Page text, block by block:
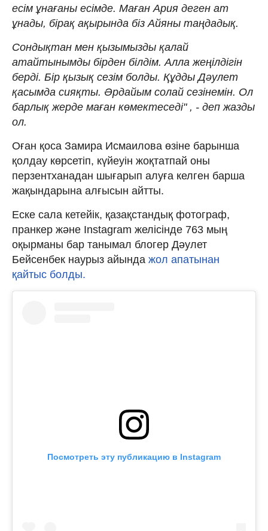
есім ұнағаны есімде. Маған Ария деген ат
ұнады, бірақ ақырында біз Айяны таңдадық.
Сондықтан мен қызымызды қалай
атайтынымды бірден білдім. Алла жеңілдігін
берді. Бір қызық сезім болды. Құдды Дәулет
қасымда сияқты. Әрдайым солай сезінемін. Ол
барлық жерде маған көмектеседі" , - деп жазды
ол.
Оған қоса Замира Исмаилова өзіне барынша
қолдау көрсетіп, күйеуін жоқтатпай оны
перзентханадан шығарып алуға келген барша
жақындарына алғысын айтты.
Еске сала кетейік, қазақстандық фотограф,
пранкер және Instagram желісінде 763 мың
оқырманы бар танымал блогер Дәулет
Бейсенбек наурыз айында жол апатынан
қайтыс болды.
Посмотреть эту публикацию в Instagram